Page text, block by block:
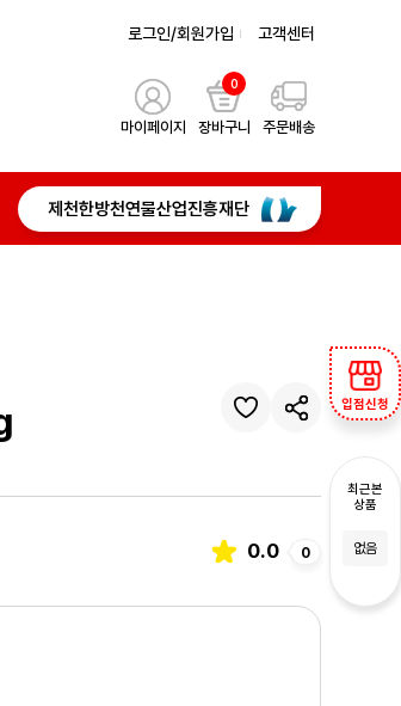
로그인/회원가입 고객센터
마이페이지
0
장바구니 주문배송
제천한방천연물산업진흥재단
입점신청
최근본
상품
없음
0.0 0